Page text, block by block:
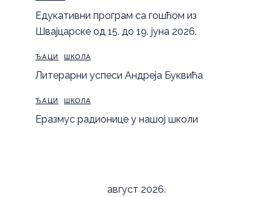
Eдукативни програм са гошћом из
Швајцарске од 15. до 19. јуна 2026.
ЂАЦИ ШКОЛА
Литерарни успеси Андреја Буквића
ЂАЦИ ШКОЛА
Еразмус радионице у нашој школи
август 2026.